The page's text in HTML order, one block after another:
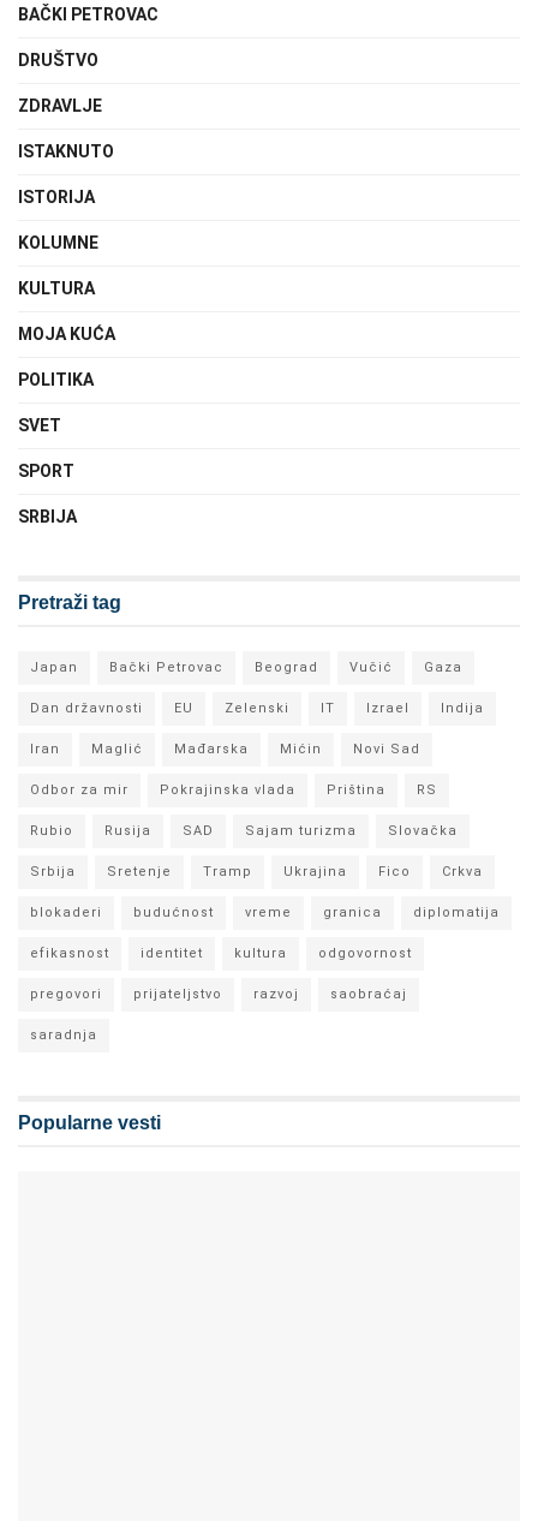
BAČKI PETROVAC
DRUŠTVO
ZDRAVLJE
ISTAKNUTO
ISTORIJA
KOLUMNE
KULTURA
MOJA KUĆA
POLITIKA
SVET
SPORT
SRBIJA
Pretraži tag
Japan Bački Petrovac Beograd Vučić Gaza
Dan državnosti EU Zelenski IT Izrael Indija
Iran Maglić Mađarska Mićin Novi Sad
Odbor za mir Pokrajinska vlada Priština RS
Rubio Rusija SAD Sajam turizma Slovačka
Srbija Sretenje Tramp Ukrajina Fico Crkva
blokaderi budućnost vreme granica diplomatija
efikasnost identitet kultura odgovornost
pregovori prijateljstvo razvoj saobraćaj
saradnja
Popularne vesti